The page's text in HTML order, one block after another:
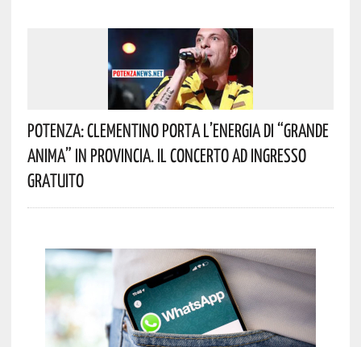
Potenza: Clementino Porta L’energia Di “Grande
Anima” In Provincia. Il Concerto Ad Ingresso
Gratuito